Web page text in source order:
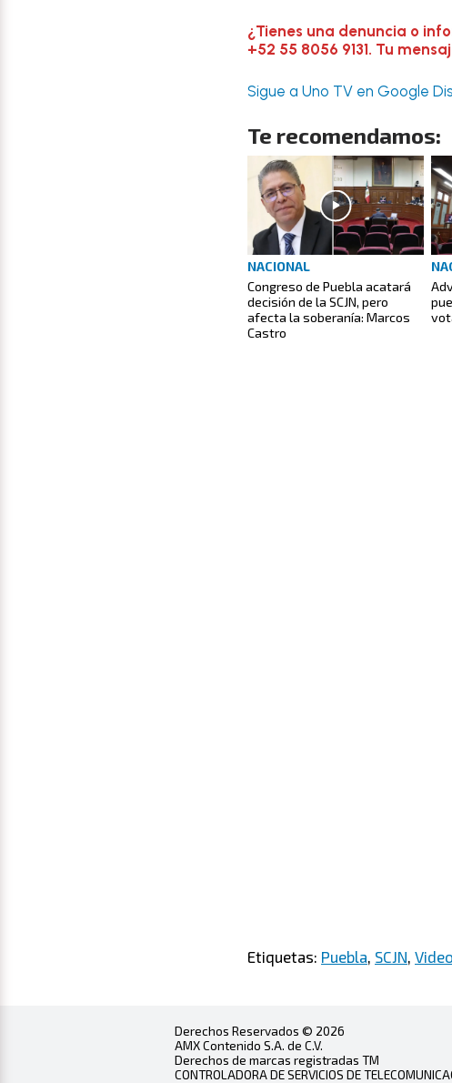
¿Tienes una denuncia o
+52 55 8056 9131. Tu
Sigue a Uno TV en Google
Te recomendamos:
NACIONAL
Congreso de Puebla acatará
decisión de la SCJN, pero
afecta la soberanía: Marcos
Castro
Etiquetas: Puebla SCJN Video
Derechos Reservados © 2026
AMX Contenido S.A. de C.V.
Derechos de marcas registradas TM
CONTROLADORA DE SERVICIOS DE